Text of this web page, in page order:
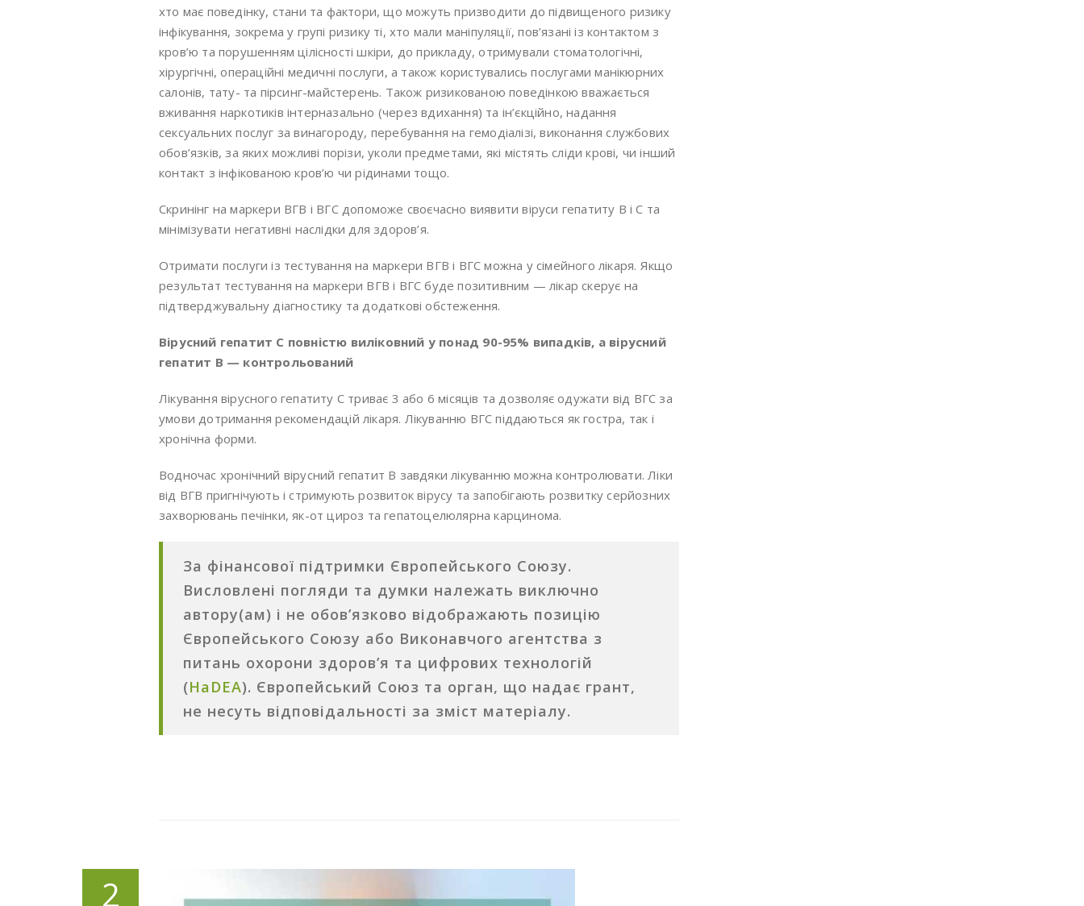
хто має поведінку, стани та фактори, що можуть призводити до підвищеного ризику
інфікування, зокрема у групі ризику ті, хто мали маніпуляції, пов’язані із контактом з
кров’ю та порушенням цілісності шкіри, до прикладу, отримували стоматологічні,
хірургічні, операційні медичні послуги, а також користувались послугами манікюрних
салонів, тату- та пірсинг-майстерень. Також ризикованою поведінкою вважається
вживання наркотиків інтерназально (через вдихання) та ін’єкційно, надання
сексуальних послуг за винагороду, перебування на гемодіалізі, виконання службових
обов’язків, за яких можливі порізи, уколи предметами, які містять сліди крові, чи інший
контакт з інфікованою кров’ю чи рідинами тощо.
Скринінг на маркери ВГВ і ВГС допоможе своєчасно виявити віруси гепатиту В і С та
мінімізувати негативні наслідки для здоров’я.
Отримати послуги із тестування на маркери ВГВ і ВГС можна у сімейного лікаря. Якщо
результат тестування на маркери ВГВ і ВГС буде позитивним — лікар скерує на
підтверджувальну діагностику та додаткові обстеження.
Вірусний гепатит C повністю виліковний у понад 90-95% випадків, а вірусний
гепатит B — контрольований
Лікування вірусного гепатиту C триває 3 або 6 місяців та дозволяє одужати від ВГС за
умови дотримання рекомендацій лікаря. Лікуванню ВГС піддаються як гостра, так і
хронічна форми.
Водночас хронічний вірусний гепатит B завдяки лікуванню можна контролювати. Ліки
від ВГB пригнічують і стримують розвиток вірусу та запобігають розвитку серйозних
захворювань печінки, як-от цироз та гепатоцелюлярна карцинома.
За фінансової підтримки Європейського Союзу.
Висловлені погляди та думки належать виключно
автору(ам) і не обов’язково відображають позицію
Європейського Союзу або Виконавчого агентства з
питань охорони здоров’я та цифрових технологій
(HaDEA). Європейський Союз та орган, що надає грант,
не несуть відповідальності за зміст матеріалу.
2